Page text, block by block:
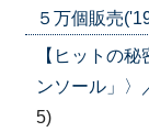
５万個販売
【ヒットの
ンソール」〉
5)